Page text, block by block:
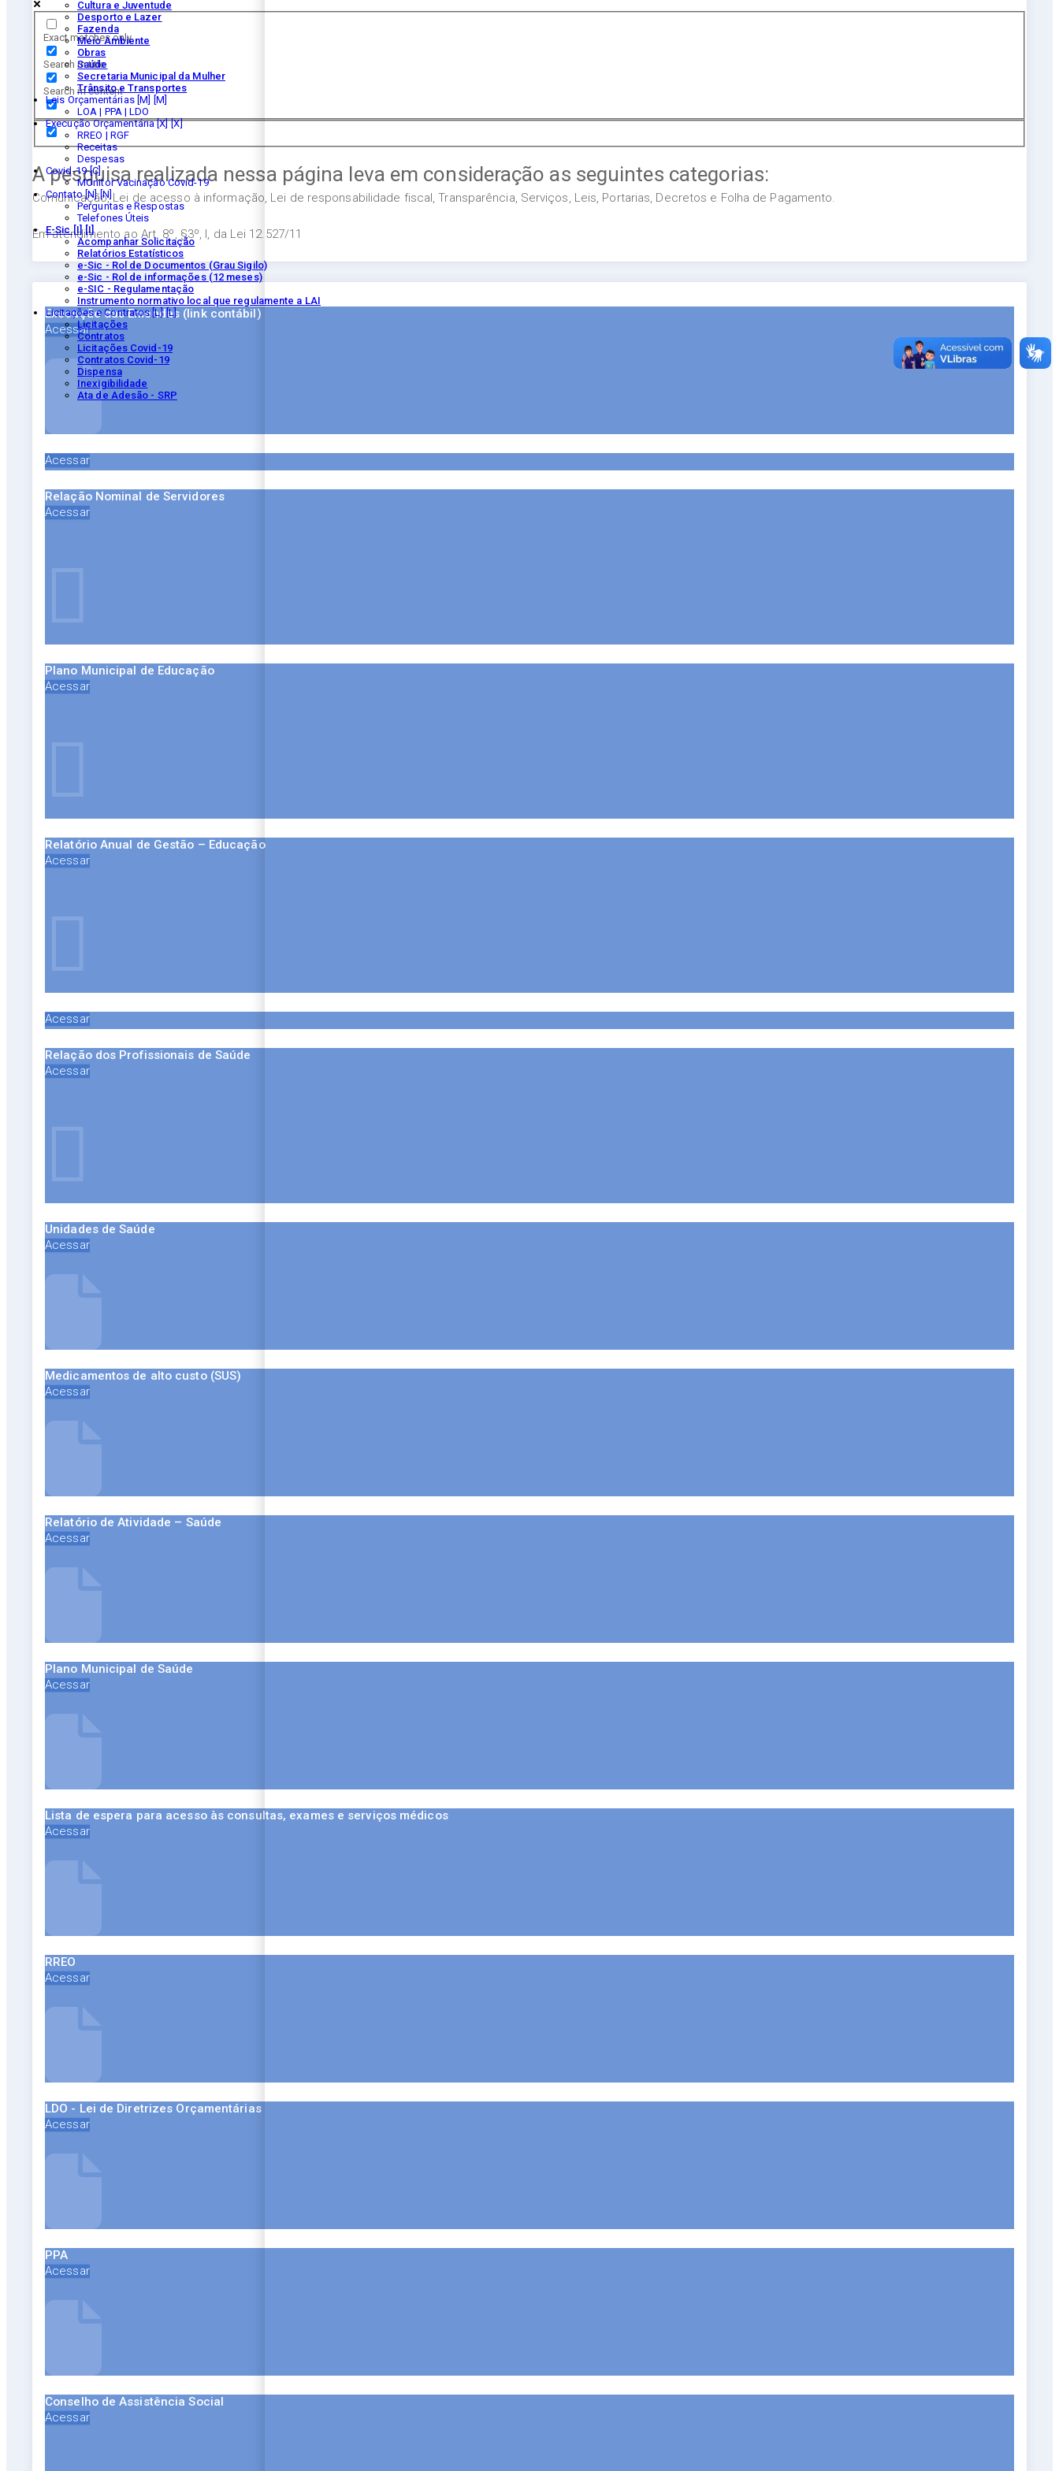
Cultura e Juventude
Desporto e Lazer
Fazenda
Meio Ambiente
Obras
Saúde
Secretaria Municipal da Mulher
Trânsito e Transportes
Leis Orçamentárias [M]
LOA | PPA | LDO
Execução Orçamentária [X]
RREO | RGF
Receitas
Despesas
Covid-19
MOnitor Vacinação Covid-19
Contato [N]
Perguntas e Respostas
Telefones Úteis
E-Sic [I]
Acompanhar Solicitação
Relatórios Estatísticos
e-Sic - Rol de Documentos (Grau Sigilo)
e-Sic - Rol de informações (12 meses)
e-SIC - Regulamentação
Instrumento normativo local que regulamente a LAI
Licitações e Contratos [L]
Licitações
Contratos
Licitações Covid-19
Contratos Covid-19
Dispensa
Inexigibilidade
Ata de Adesão - SRP
Exact matches only
Search in title
Search in content
A pesquisa realizada nessa página leva em consideração as seguintes categorias:
Comunicação, Lei de acesso à informação, Lei de responsabilidade fiscal, Transparência, Serviços, Leis, Portarias, Decretos e Folha de Pagamento.
Em atendimento ao Art. 8º, §3º, I, da Lei 12.527/11
Execução das Emendas (link contábil)
Acessar
Acessar
Relação Nominal de Servidores
Acessar
Plano Municipal de Educação
Acessar
Relatório Anual de Gestão – Educação
Acessar
Acessar
Relação dos Profissionais de Saúde
Acessar
Unidades de Saúde
Acessar
Medicamentos de alto custo (SUS)
Acessar
Relatório de Atividade – Saúde
Acessar
Plano Municipal de Saúde
Acessar
Lista de espera para acesso às consultas, exames e serviços médicos
Acessar
RREO
Acessar
LDO - Lei de Diretrizes Orçamentárias
Acessar
PPA
Acessar
Conselho de Assistência Social
Acessar